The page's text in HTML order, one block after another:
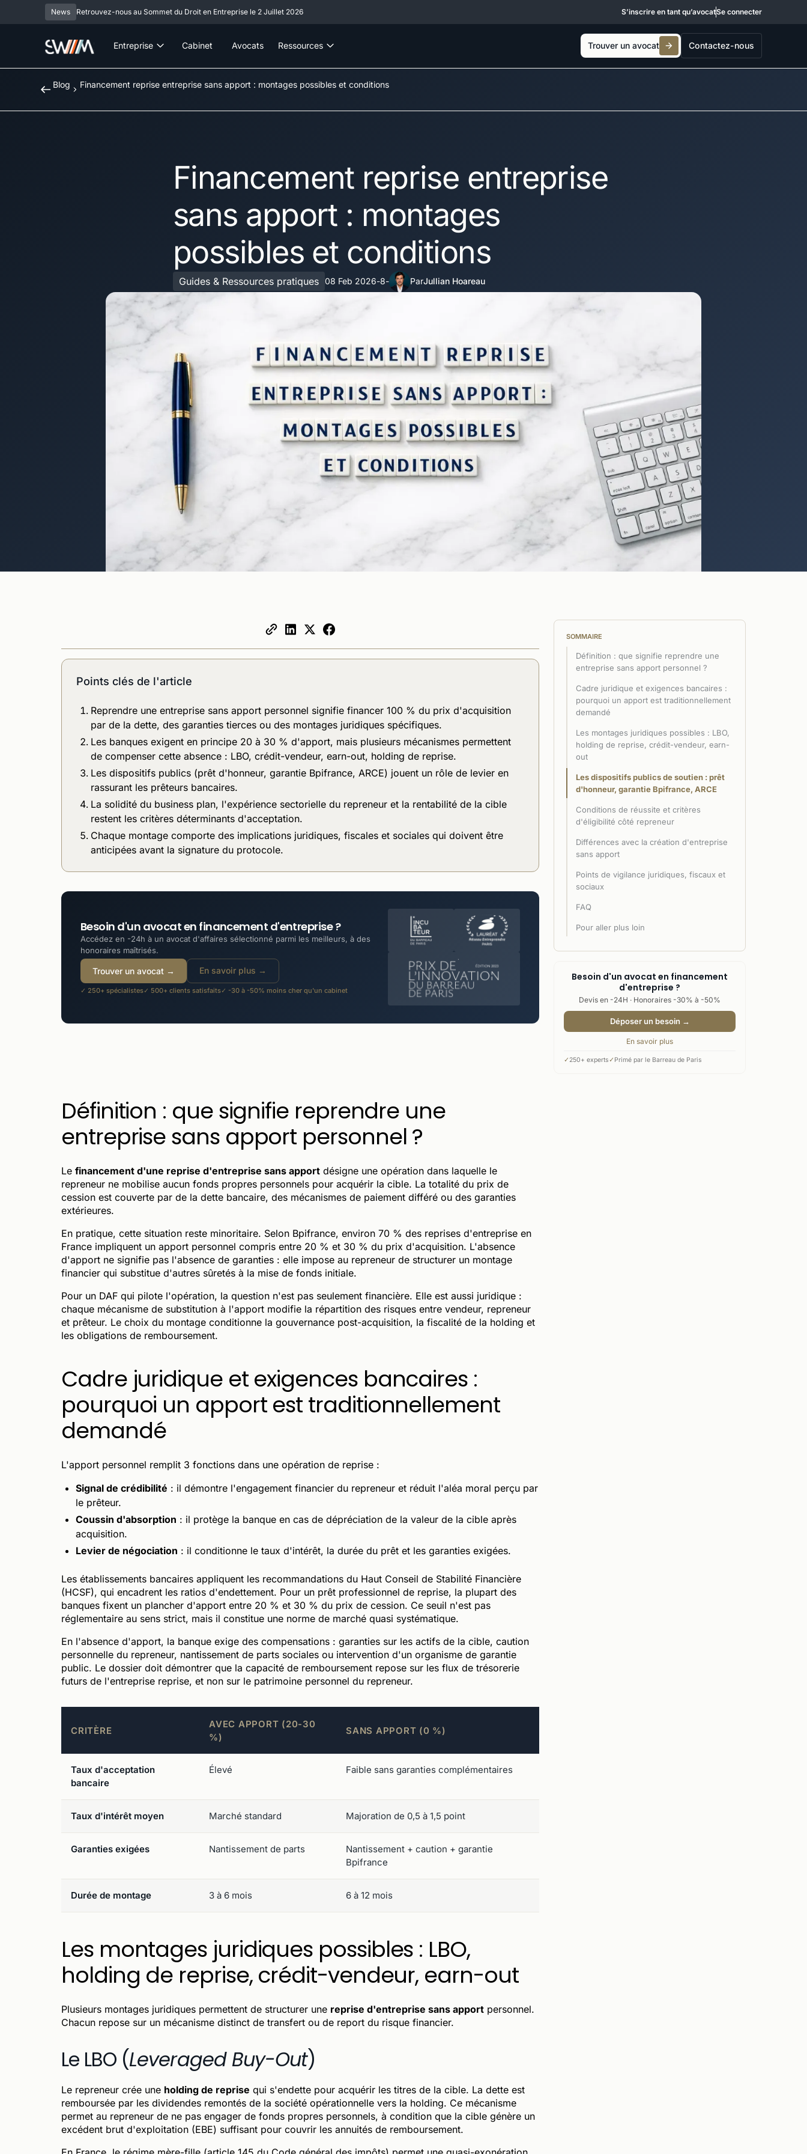
News Retrouvez-nous au Sommet du Droit en Entreprise le 2 Juillet 2026 S’inscrire en tant qu’avocatSe connecter
Entreprise Cabinet Avocats Ressources Trouver un avocat Contactez-nous
Blog Financement reprise entreprise sans apport : montages possibles et conditions
Financement reprise entreprise
sans apport : montages
possibles et conditions
Guides & Ressources pratiques 08 Feb 2026-8- ParJullian Hoareau
Points clés de l'article
Reprendre une entreprise sans apport personnel signifie financer 100 % du prix d'acquisition
par de la dette, des garanties tierces ou des montages juridiques spécifiques.
Les banques exigent en principe 20 à 30 % d'apport, mais plusieurs mécanismes permettent
de compenser cette absence : LBO, crédit-vendeur, earn-out, holding de reprise.
Les dispositifs publics (prêt d'honneur, garantie Bpifrance, ARCE) jouent un rôle de levier en
rassurant les prêteurs bancaires.
La solidité du business plan, l'expérience sectorielle du repreneur et la rentabilité de la cible
restent les critères déterminants d'acceptation.
Chaque montage comporte des implications juridiques, fiscales et sociales qui doivent être
anticipées avant la signature du protocole.
Besoin d'un avocat en financement d'entreprise ?
Accédez en -24h à un avocat d'affaires sélectionné parmi les meilleurs, à des
honoraires maîtrisés.
Trouver un avocat → En savoir plus →
✓ 250+ spécialistes✓ 500+ clients satisfaits✓ -30 à -50% moins cher qu'un cabinet
Définition : que signifie reprendre une
entreprise sans apport personnel ?
Le financement d'une reprise d'entreprise sans apport désigne une opération dans laquelle le
repreneur ne mobilise aucun fonds propres personnels pour acquérir la cible. La totalité du prix de
cession est couverte par de la dette bancaire, des mécanismes de paiement différé ou des garanties
extérieures.
En pratique, cette situation reste minoritaire. Selon Bpifrance, environ 70 % des reprises d'entreprise en
France impliquent un apport personnel compris entre 20 % et 30 % du prix d'acquisition. L'absence
d'apport ne signifie pas l'absence de garanties : elle impose au repreneur de structurer un montage
financier qui substitue d'autres sûretés à la mise de fonds initiale.
Pour un DAF qui pilote l'opération, la question n'est pas seulement financière. Elle est aussi juridique :
chaque mécanisme de substitution à l'apport modifie la répartition des risques entre vendeur, repreneur
et prêteur. Le choix du montage conditionne la gouvernance post-acquisition, la fiscalité de la holding et
les obligations de remboursement.
Cadre juridique et exigences bancaires :
pourquoi un apport est traditionnellement
demandé
L'apport personnel remplit 3 fonctions dans une opération de reprise :
Signal de crédibilité : il démontre l'engagement financier du repreneur et réduit l'aléa moral perçu par
le prêteur.
Coussin d'absorption : il protège la banque en cas de dépréciation de la valeur de la cible après
acquisition.
Levier de négociation : il conditionne le taux d'intérêt, la durée du prêt et les garanties exigées.
Les établissements bancaires appliquent les recommandations du Haut Conseil de Stabilité Financière
(HCSF), qui encadrent les ratios d'endettement. Pour un prêt professionnel de reprise, la plupart des
banques fixent un plancher d'apport entre 20 % et 30 % du prix de cession. Ce seuil n'est pas
réglementaire au sens strict, mais il constitue une norme de marché quasi systématique.
En l'absence d'apport, la banque exige des compensations : garanties sur les actifs de la cible, caution
personnelle du repreneur, nantissement de parts sociales ou intervention d'un organisme de garantie
public. Le dossier doit démontrer que la capacité de remboursement repose sur les flux de trésorerie
futurs de l'entreprise reprise, et non sur le patrimoine personnel du repreneur.
CRITÈRE
AVEC APPORT (20-30
%)
SANS APPORT (0 %)
Taux d'acceptation
bancaire
Élevé Faible sans garanties complémentaires
Taux d'intérêt moyen Marché standard Majoration de 0,5 à 1,5 point
Garanties exigées Nantissement de parts
Nantissement + caution + garantie
Bpifrance
Durée de montage 3 à 6 mois 6 à 12 mois
Les montages juridiques possibles : LBO,
holding de reprise, crédit-vendeur, earn-out
Plusieurs montages juridiques permettent de structurer une reprise d'entreprise sans apport personnel.
Chacun repose sur un mécanisme distinct de transfert ou de report du risque financier.
Le LBO (Leveraged Buy-Out)
Le repreneur crée une holding de reprise qui s'endette pour acquérir les titres de la cible. La dette est
remboursée par les dividendes remontés de la société opérationnelle vers la holding. Ce mécanisme
permet au repreneur de ne pas engager de fonds propres personnels, à condition que la cible génère un
excédent brut d'exploitation (EBE) suffisant pour couvrir les annuités de remboursement.
SOMMAIRE
Définition : que signifie reprendre une
entreprise sans apport personnel ?
Cadre juridique et exigences bancaires :
pourquoi un apport est traditionnellement
demandé
Les montages juridiques possibles : LBO,
holding de reprise, crédit-vendeur, earn-
out
Les dispositifs publics de soutien : prêt
d'honneur, garantie Bpifrance, ARCE
Conditions de réussite et critères
d'éligibilité côté repreneur
Différences avec la création d'entreprise
sans apport
Points de vigilance juridiques, fiscaux et
sociaux
FAQ
Pour aller plus loin
Besoin d'un avocat en financement
d'entreprise ?
Devis en -24H · Honoraires -30% à -50%
Déposer un besoin →
En savoir plus
✓ 250+ experts✓ Primé par le Barreau de Paris